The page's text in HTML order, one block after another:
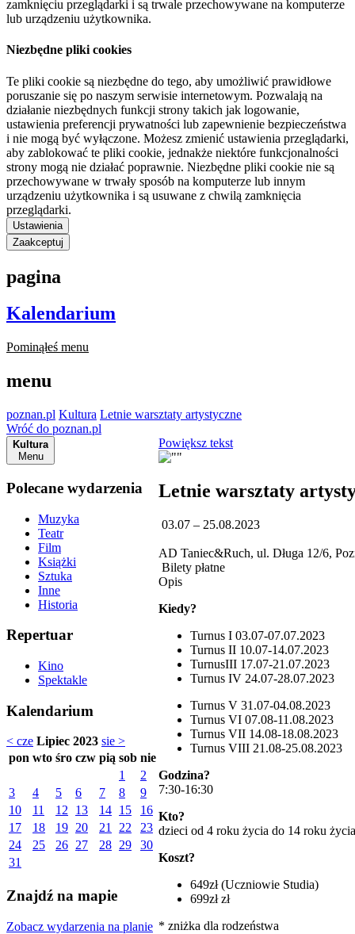
zamknięciu przeglądarki i są trwale przechowywane na komputerze
lub urządzeniu użytkownika.
Niezbędne pliki cookies
Te pliki cookie są niezbędne do tego, aby umożliwić prawidłowe
poruszanie się po naszym serwisie internetowym. Pozwalają na
działanie niezbędnych funkcji strony takich jak logowanie,
ustawienia preferencji prywatności lub zapewnienie bezpieczeństwa
i nie mogą być wyłączone. Możesz zmienić ustawienia przeglądarki,
aby zablokować te pliki cookie, jednakże niektóre funkcjonalności
strony mogą nie działać poprawnie. Niezbędne pliki cookie nie są
przechowywane w trwały sposób na komputerze lub innym
urządzeniu użytkownika i są usuwane z chwilą zamknięcia
przeglądarki.
Ustawienia
Zaakceptuj
pagina
Kalendarium
Pominąłeś menu
menu
poznan.pl Kultura Letnie warsztaty artystyczne
Wróć do poznan.pl
Kultura
Menu
Polecane wydarzenia
Muzyka
Teatr
Film
Książki
Sztuka
Inne
Historia
Repertuar
Kino
Spektakle
Kalendarium
< cze Lipiec 2023 sie >
pon wto śro czw pią sob nie
1
2
3
4 5 6 7 8
9
10
11 12 13 14 15
16
17
18 19 20 21 22
23
24
25 26 27 28 29
30
31
Znajdź na mapie
Zobacz wydarzenia na planie
Powiększ tekst
Letnie warsztaty
03.07 – 25.08.2023
AD Taniec&Ruch, ul. Długa 12/6,
Bilety płatne
Opis
Kiedy?
Turnus I 03.07-07.07.2023
Turnus II 10.07-14.07.2023
TurnusIII 17.07-21.07.2023
Turnus IV 24.07-28.07.2023
Turnus V 31.07-04.08.2023
Turnus VI 07.08-11.08.2023
Turnus VII 14.08-18.08.2023
Turnus VIII 21.08-25.08.2023
Godzina?
7:30-16:30
Kto?
dzieci od 4 roku życia do 14 roku życia
Koszt?
649zł (Uczniowie Studia)
699zł zł
* zniżka dla rodzeństwa